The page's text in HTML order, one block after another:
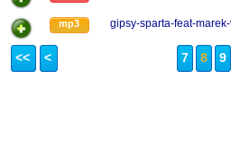
mp3 gipsy-sparta-feat-
<< < 7 8 9